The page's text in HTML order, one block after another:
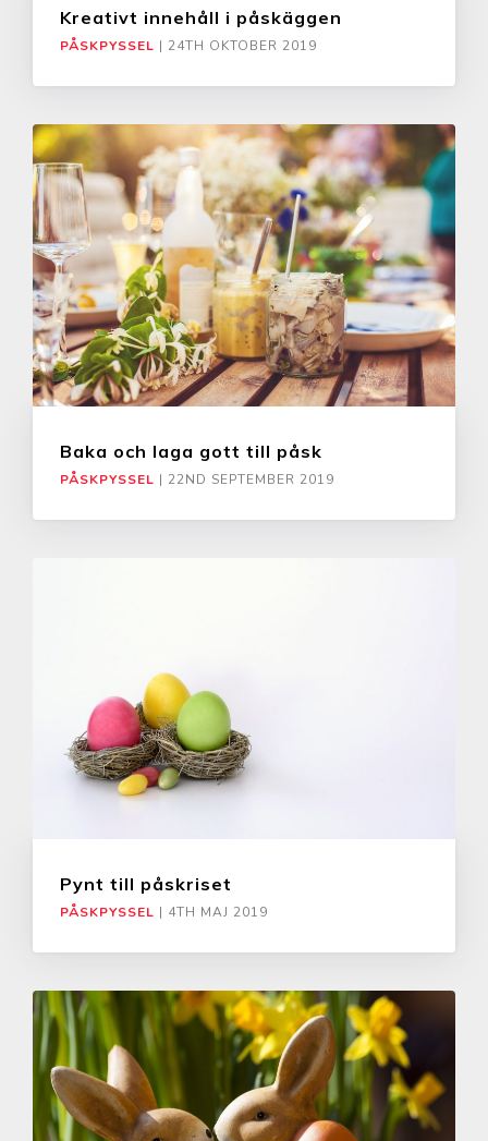
Kreativt innehåll i påskäggen
PÅSKPYSSEL | 24TH OKTOBER 2019
Baka och laga gott till påsk
PÅSKPYSSEL | 22ND SEPTEMBER 2019
Pynt till påskriset
PÅSKPYSSEL | 4TH MAJ 2019